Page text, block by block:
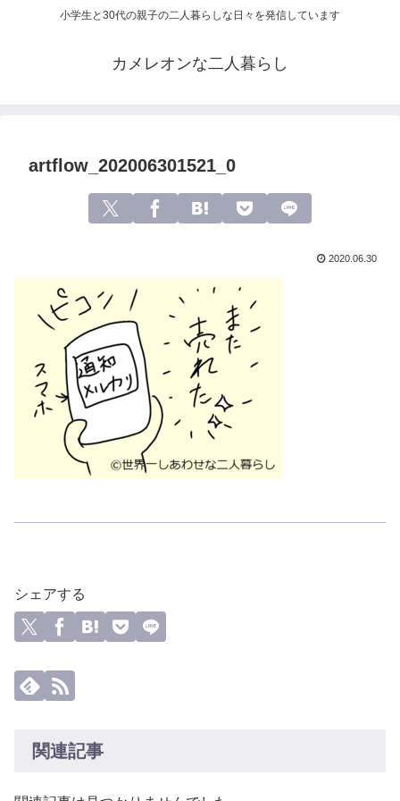
小学生と30代の親子の二人暮らしな日々を発信しています
カメレオンな二人暮らし
artflow_202006301521_0
2020.06.30
シェアする
関連記事